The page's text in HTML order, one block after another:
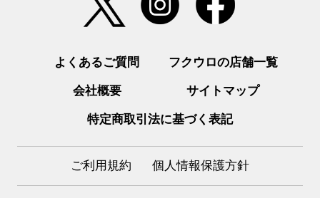
よくあるご質問 フクウロの店舗一覧
会社概要 サイトマップ
特定商取引法に基づく表記
ご利用規約 個人情報保護方針